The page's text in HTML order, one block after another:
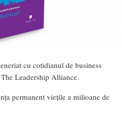
cu cotidianul de business
Leadership Alliance.
permanent vieţile a milioane de